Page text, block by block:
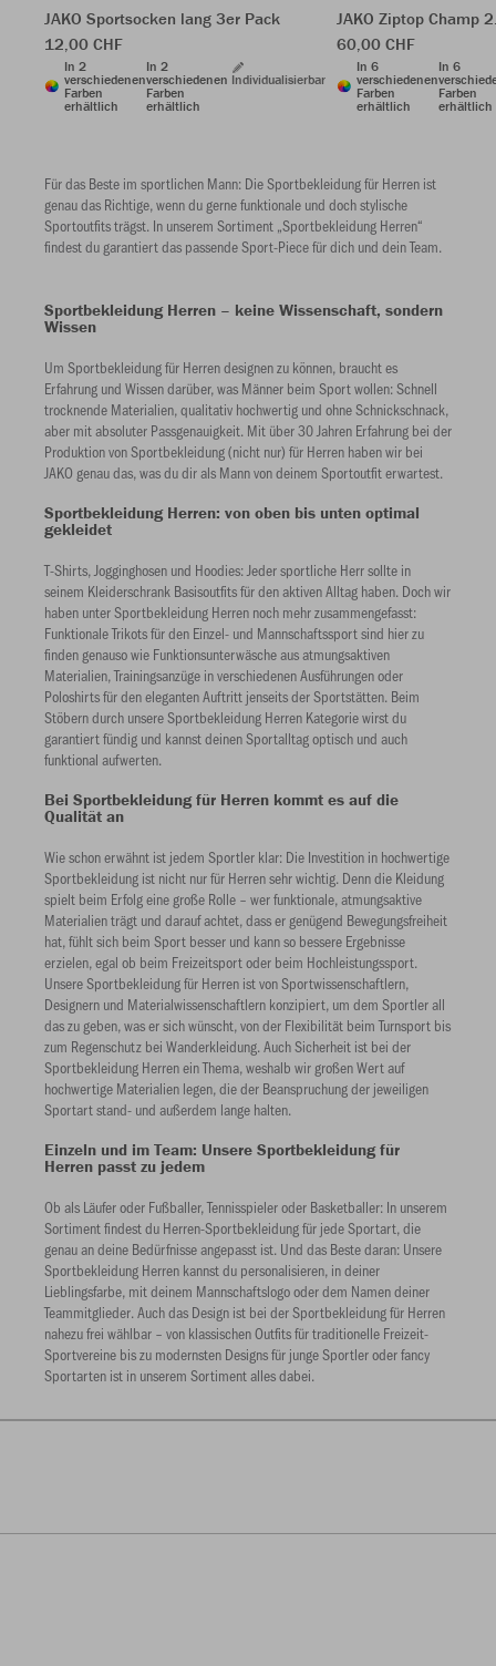
JAKO Sportsocken lang 3er Pack
12,00 CHF
In 2
verschiedenen
Farben
erhältlich
In 2
verschiedenen
Farben
erhältlich
Individualisierbar
JAKO Ziptop Champ
60,00 CHF
In 6
verschiedenen
Farben
erhältlich
In 6
Farben
erhältlich
Für das Beste im sportlichen Mann: Die Sportbekleidung für Herren ist
genau das Richtige, wenn du gerne funktionale und doch stylische
Sportoutfits trägst. In unserem Sortiment „Sportbekleidung Herren“
findest du garantiert das passende Sport-Piece für dich und dein Team.
Sportbekleidung Herren – keine Wissenschaft, sondern
Wissen
Um Sportbekleidung für Herren designen zu können, braucht es
Erfahrung und Wissen darüber, was Männer beim Sport wollen: Schnell
trocknende Materialien, qualitativ hochwertig und ohne Schnickschnack,
aber mit absoluter Passgenauigkeit. Mit über 30 Jahren Erfahrung bei der
Produktion von Sportbekleidung (nicht nur) für Herren haben wir bei
JAKO genau das, was du dir als Mann von deinem Sportoutfit erwartest.
Sportbekleidung Herren: von oben bis unten optimal
gekleidet
T-Shirts, Jogginghosen und Hoodies: Jeder sportliche Herr sollte in
seinem Kleiderschrank Basisoutfits für den aktiven Alltag haben. Doch wir
haben unter Sportbekleidung Herren noch mehr zusammengefasst:
Funktionale Trikots für den Einzel- und Mannschaftssport sind hier zu
finden genauso wie Funktionsunterwäsche aus atmungsaktiven
Materialien, Trainingsanzüge in verschiedenen Ausführungen oder
Poloshirts für den eleganten Auftritt jenseits der Sportstätten. Beim
Stöbern durch unsere Sportbekleidung Herren Kategorie wirst du
garantiert fündig und kannst deinen Sportalltag optisch und auch
funktional aufwerten.
Bei Sportbekleidung für Herren kommt es auf die
Qualität an
Wie schon erwähnt ist jedem Sportler klar: Die Investition in hochwertige
Sportbekleidung ist nicht nur für Herren sehr wichtig. Denn die Kleidung
spielt beim Erfolg eine große Rolle – wer funktionale, atmungsaktive
Materialien trägt und darauf achtet, dass er genügend Bewegungsfreiheit
hat, fühlt sich beim Sport besser und kann so bessere Ergebnisse
erzielen, egal ob beim Freizeitsport oder beim Hochleistungssport.
Unsere Sportbekleidung für Herren ist von Sportwissenschaftlern,
Designern und Materialwissenschaftlern konzipiert, um dem Sportler all
das zu geben, was er sich wünscht, von der Flexibilität beim Turnsport bis
zum Regenschutz bei Wanderkleidung. Auch Sicherheit ist bei der
Sportbekleidung Herren ein Thema, weshalb wir großen Wert auf
hochwertige Materialien legen, die der Beanspruchung der jeweiligen
Sportart stand- und außerdem lange halten.
Einzeln und im Team: Unsere Sportbekleidung für
Herren passt zu jedem
Ob als Läufer oder Fußballer, Tennisspieler oder Basketballer: In unserem
Sortiment findest du Herren-Sportbekleidung für jede Sportart, die
genau an deine Bedürfnisse angepasst ist. Und das Beste daran: Unsere
Sportbekleidung Herren kannst du personalisieren, in deiner
Lieblingsfarbe, mit deinem Mannschaftslogo oder dem Namen deiner
Teammitglieder. Auch das Design ist bei der Sportbekleidung für Herren
nahezu frei wählbar – von klassischen Outfits für traditionelle Freizeit-
Sportvereine bis zu modernsten Designs für junge Sportler oder fancy
Sportarten ist in unserem Sortiment alles dabei.